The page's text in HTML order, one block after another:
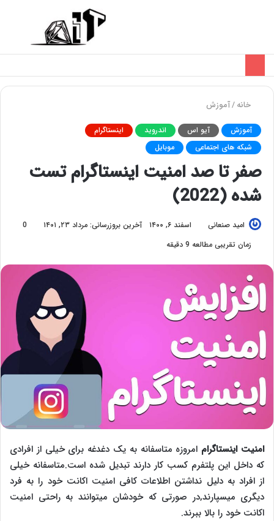
خانه/آموزش
آموزش آیو اس اندروید
اینستاگرام
شبکه های اجتماعی
موبایل
صفر تا صد امنیت اینستاگرام تست
شده (2022)
امید صنعانی اسفند ۶, ۱۴۰۰ آخرین بروزرسانی: مرداد ۲۳, ۱۴۰۱
0
زمان تقریبی مطالعه 9 دقیقه
امنیت اینستاگرام امروزه متاسفانه به یک دغدغه برای خیلی از افرادی
که داخل این پلتفرم کسب کار دارند تبدیل شده است.متاسفانه خیلی
از افراد به دلیل نداشتن اطلاعات کافی امنیت اکانت خود را به فرد
دیگری میسپارند,در صورتی که خودشان میتوانند به راحتی امنیت
اکانت خود را بالا ببرند.